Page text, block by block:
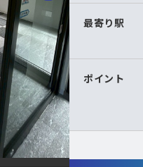
最寄り駅
ポイント